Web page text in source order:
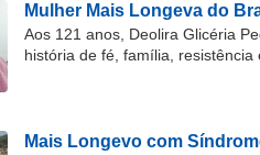
Mulher Mais Longeva do
Aos 121 anos, Deolira Glicéria
história de fé, família, resistência
Mais Longevo com